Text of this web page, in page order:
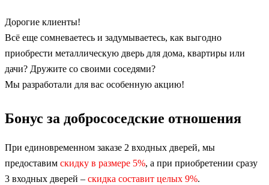
Дорогие клиенты!
Всё еще сомневаетесь и задумываетесь, как выгодно
приобрести металлическую дверь для дома, квартиры или
дачи? Дружите со своими соседями?
Мы разработали для вас особенную акцию!
Бонус за добрососедские отношения
При единовременном заказе 2 входных дверей, мы
предоставим скидку в размере 5%, а при приобретении сразу
3 входных дверей – скидка составит целых 9%.